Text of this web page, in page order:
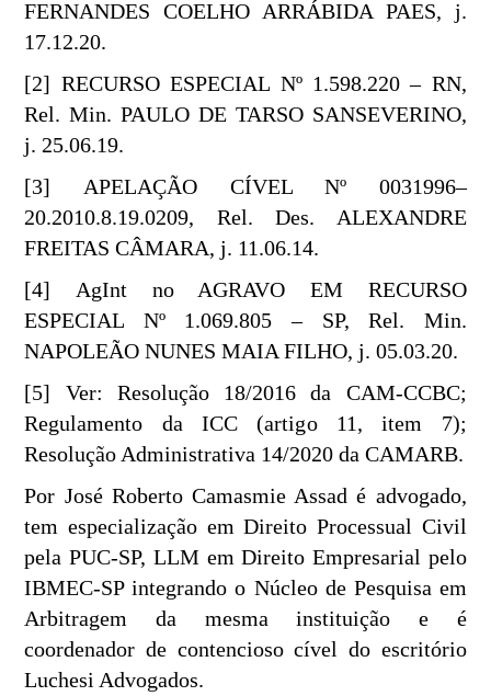
FERNANDES COELHO ARRÁBIDA PAES, j.
17.12.20.
[2] RECURSO ESPECIAL Nº 1.598.220 – RN,
Rel. Min. PAULO DE TARSO SANSEVERINO,
j. 25.06.19.
[3] APELAÇÃO CÍVEL Nº 0031996–
20.2010.8.19.0209, Rel. Des. ALEXANDRE
FREITAS CÂMARA, j. 11.06.14.
[4] AgInt no AGRAVO EM RECURSO
ESPECIAL Nº 1.069.805 – SP, Rel. Min.
NAPOLEÃO NUNES MAIA FILHO, j. 05.03.20.
[5] Ver: Resolução 18/2016 da CAM-CCBC;
Regulamento da ICC (artigo 11, item 7);
Resolução Administrativa 14/2020 da CAMARB.
Por José Roberto Camasmie Assad é advogado,
tem especialização em Direito Processual Civil
pela PUC-SP, LLM em Direito Empresarial pelo
IBMEC-SP integrando o Núcleo de Pesquisa em
Arbitragem da mesma instituição e é
coordenador de contencioso cível do escritório
Luchesi Advogados.